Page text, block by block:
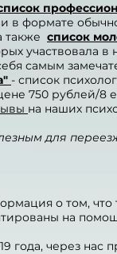
в формате
также список
участвовала в
самым
- список
750 рублей/8
на наших
для
о том, что
на
года, через